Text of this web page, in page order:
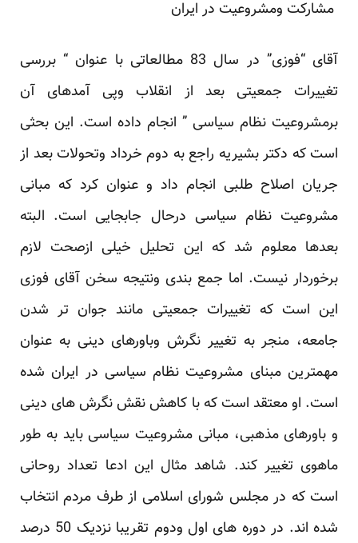
آقای “فوزی” ‌در سال 83 مطالعاتی با عنوان “ بررسی
تغییرات جمعیتی بعد از انقلاب وپی آمدهای آن
‏برمشروعیت نظام سیاسی ” انجام داده است. این بحثی
است که دکتر بشیریه راجع به دوم خرداد وتحولات بعد ‏از
جریان اصلاح طلبی انجام داد و عنوان کرد که مبانی
مشروعیت نظام سیاسی درحال جابجایی است. البته
‏بعدها معلوم شد که این تحلیل خیلی ازصحت لازم
برخوردار نیست. اما جمع بندی ونتیجه سخن آقای فوزی
‏این است که تغییرات جمعیتی مانند جوان تر شدن
جامعه، منجر به تغییر نگرش وباورهای دینی به عنوان
‏مهمترین مبنای مشروعیت نظام سیاسی در ایران شده
است. او معتقد است که با کاهش نقش نگرش های دینی
‏و باورهای مذهبی، مبانی مشروعیت سیاسی باید به طور
ماهوی تغییر کند. شاهد مثال این ادعا تعداد روحانی
‏است که در مجلس شورای اسلامی از طرف مردم انتخاب
شده اند. در دوره های اول ودوم تقریبا نزدیک 50 ‏درصد